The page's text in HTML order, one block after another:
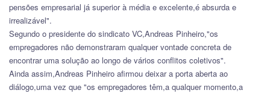
pensões empresarial já superior à média e excelente,é absurda e
irrealizável".
Segundo o presidente do sindicato VC,Andreas Pinheiro,"os
empregadores não demonstraram qualquer vontade concreta de
encontrar uma solução ao longo de vários conflitos coletivos".
Ainda assim,Andreas Pinheiro afirmou deixar a porta aberta ao
diálogo,uma vez que "os empregadores têm,a qualquer momento,a